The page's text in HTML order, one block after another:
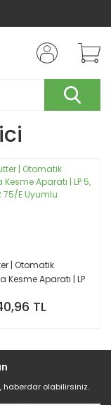
| Otomatik
Kesme Aparatı | LP
TL
haberdar olabilirsiniz.